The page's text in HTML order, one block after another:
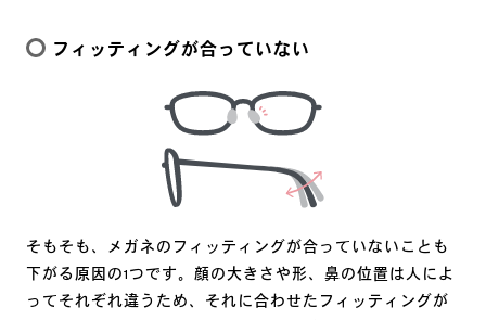
フィッティングが合っていない
そもそも、メガネのフィッティングが合っていないことも
下がる原因の1つです。顔の大きさや形、鼻の位置は人によ
ってそれぞれ違うため、それに合わせたフィッティングが